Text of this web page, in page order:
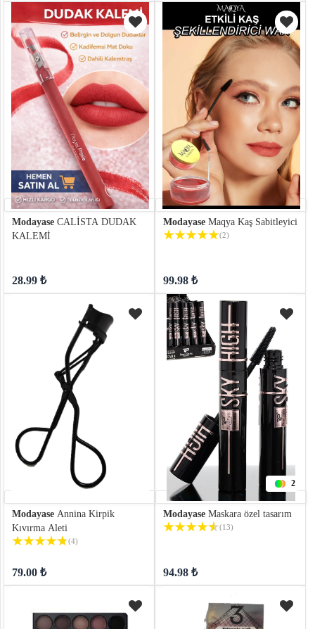
Modayase CALİSTA DUDAK
KALEMİ
28.99 ₺
Modayase Maqya Kaş Sabitleyici
(2)
99.98 ₺
Modayase Annina Kirpik
Kıvırma Aleti
(4)
79.00 ₺
2
Modayase Maskara özel tasarım
(13)
94.98 ₺